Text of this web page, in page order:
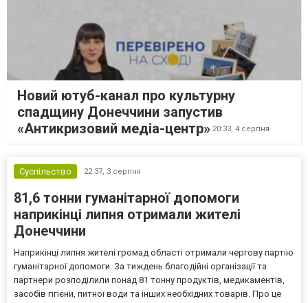
Новий ютуб-канал про культурну
спадщину Донеччини запустив
«Антикризовий медіа-центр» 20:33, 4 серпня
Суспільство 22:37, 3 серпня
81,6 тонни гуманітарної допомоги
наприкінці липня отримали жителі
Донеччини
Наприкінці липня жителі громад області отримали чергову партію
гуманітарної допомоги. За тиждень благодійні організації та
партнери розподілили понад 81 тонну продуктів, медикаментів,
засобів гігієни, питної води та інших необхідних товарів. Про це